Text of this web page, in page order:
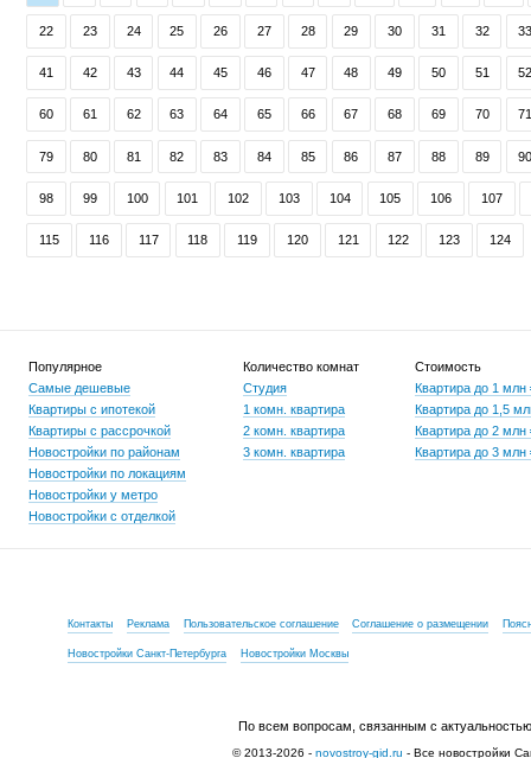
22 23 24 25 26 27 28 29 30 31 32
41 42 43 44 45 46 47 48 49 50 51
60 61 62 63 64 65 66 67 68 69 70
79 80 81 82 83 84 85 86 87 88 89
98 99 100 101 102 103 104 105 106 107
115 116 117 118 119 120 121 122 123 124
Популярное
Самые дешевые
Квартиры с ипотекой
Квартиры с рассрочкой
Новостройки по районам
Новостройки по локациям
Новостройки у метро
Новостройки с отделкой
Количество комнат
Студия
1 комн. квартира
2 комн. квартира
3 комн. квартира
Стоимость
Квартира до 1 млн
Квартира до 1,5
Квартира до 2 млн
Квартира до 3 млн
Контакты Реклама Пользовательское соглашение Соглашение о размещении
Новостройки Санкт-Петербурга Новостройки Москвы
По всем вопросам, связанным с
© 2013-2026 - novostroy-gid.ru - Все новостройки